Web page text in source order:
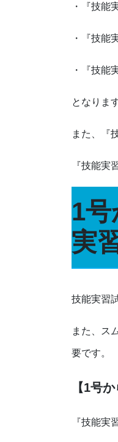
・『技能
・『技能
・『技能
となりま
また、『
『技能実
1
実
技能実習
また、ス
要です。
【1号
『技能実